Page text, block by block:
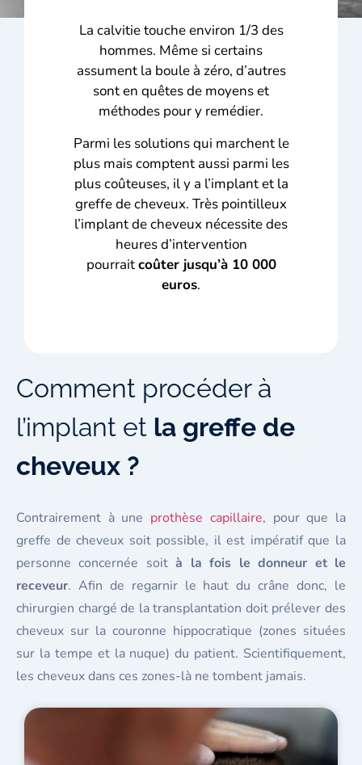
La calvitie touche environ 1/3 des
hommes. Même si certains
assument la boule à zéro, d’autres
sont en quêtes de moyens et
méthodes pour y remédier.
Parmi les solutions qui marchent le
plus mais comptent aussi parmi les
plus coûteuses, il y a l’implant et la
greffe de cheveux. Très pointilleux
l’implant de cheveux nécessite des
heures d’intervention
pourraitcoûter jusqu’à 10 000
euros.
Comment procéder à
l’implant et la greffe de
cheveux ?
Contrairement à une prothèse capillaire, pour que la
greffe de cheveux soit possible, il est impératif que la
personne concernée soità la fois le donneur et le
receveur. Afin de regarnir le haut du crâne donc, le
chirurgien chargé de la transplantation doit prélever des
cheveux sur la couronne hippocratique (zones situées
sur la tempe et la nuque) du patient. Scientifiquement,
les cheveux dans ces zones-là ne tombent jamais.